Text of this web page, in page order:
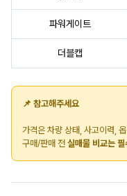
파워게이트
더블캡
📌 참고해주세요
가격은 차량 상태, 사고이력,
구매/판매 전 실매물 비교는 필